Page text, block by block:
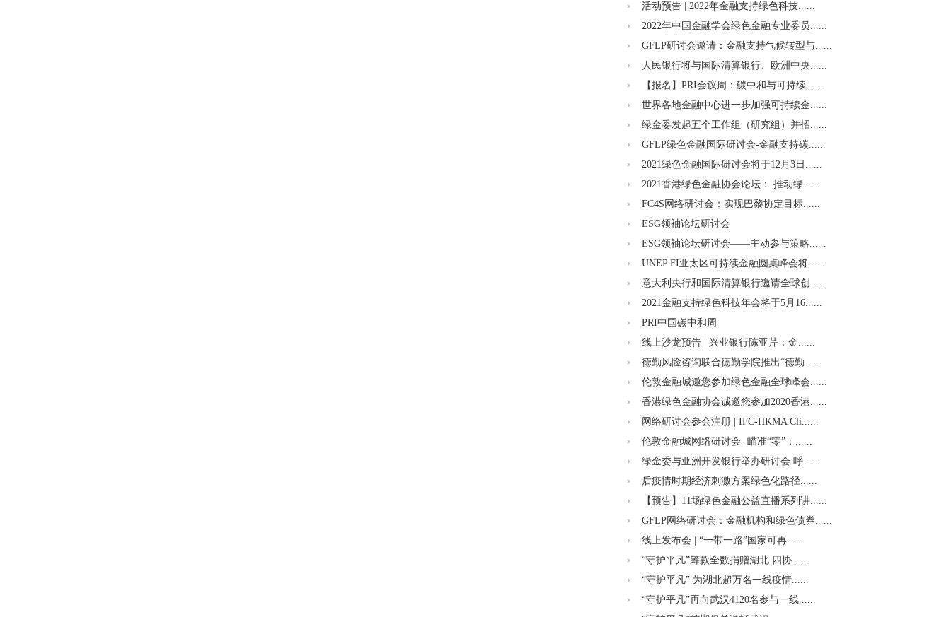
活动预告 | 2022年金融支持绿色科技......
2022年中国金融学会绿色金融专业委员......
GFLP研讨会邀请：金融支持气候转型与......
人民银行将与国际清算银行、欧洲中央......
【报名】PRI会议周：碳中和与可持续......
世界各地金融中心进一步加强可持续金......
绿金委发起五个工作组（研究组）并招......
GFLP绿色金融国际研讨会-金融支持碳......
2021绿色金融国际研讨会将于12月3日......
2021香港绿色金融协会论坛： 推动绿......
​FC4S网络研讨会：实现巴黎协定目标......
ESG领袖论坛研讨会
ESG领袖论坛研讨会——主动参与策略......
UNEP FI亚太区可持续金融圆桌峰会将......
意大利央行和国际清算银行邀请全球创......
2021金融支持绿色科技年会将于5月16......
PRI中国碳中和周
线上沙龙预告 | 兴业银行陈亚芹：金......
德勤风险咨询联合德勤学院推出“德勤......
伦敦金融城邀您参加绿色金融全球峰会......
香港绿色金融协会诚邀您参加2020香港......
网络研讨会参会注册 | IFC-HKMA Cli......
伦敦金融城网络研讨会- 瞄准“零”：......
绿金委与亚洲开发银行举办研讨会 呼......
后疫情时期经济刺激方案绿色化路径......
【预告】11场绿色金融公益直播系列讲......
GFLP网络研讨会：金融机构和绿色债券......
线上发布会 | “一带一路”国家可再......
“守护平凡”筹款全数捐赠湖北 四协......
“守护平凡” 为湖北超万名一线疫情......
“守护平凡”再向武汉4120名参与一线......